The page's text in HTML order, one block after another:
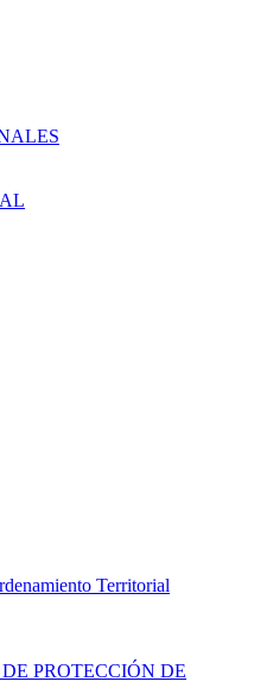
Territorial
PROTECCIÓN DE